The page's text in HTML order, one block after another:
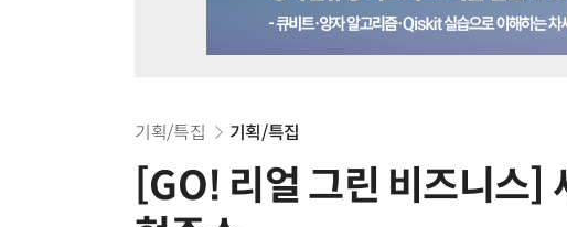
기획/특집 기획/특집
[GO! 리얼 그린 비즈니스]